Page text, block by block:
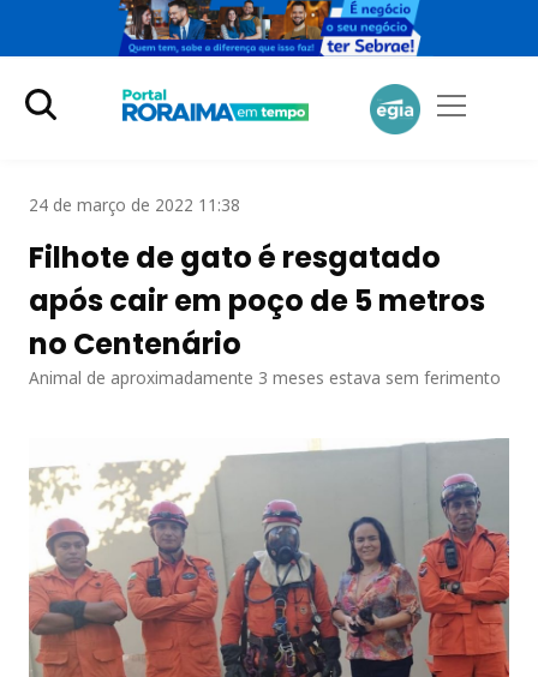
24 de março de 2022 11:38
Filhote de gato é resgatado
após cair em poço de 5 metros
no Centenário
Animal de aproximadamente 3 meses estava sem ferimento